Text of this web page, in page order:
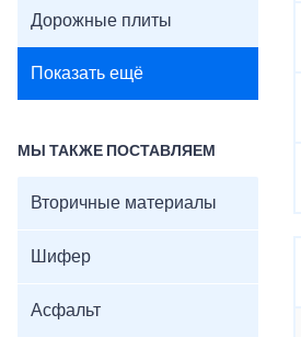
Дорожные плиты
Показать ещё
МЫ ТАКЖЕ ПОСТАВЛЯЕМ
Вторичные материалы
Шифер
Асфальт